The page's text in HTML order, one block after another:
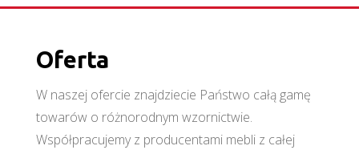
Oferta
W naszej ofercie znajdziecie Państwo całą gamę
towarów o różnorodnym wzornictwie.
Współpracujemy z producentami mebli z całej